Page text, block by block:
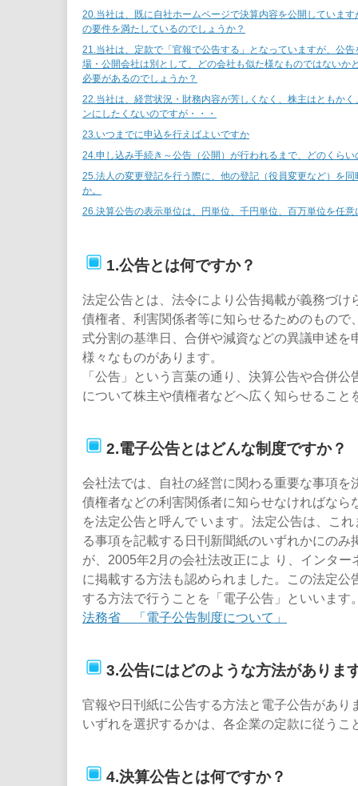
20.当社は、既に自社ホームページで決算内容を公開していま
の要件を満たしているのでしょうか？
21.当社は、定款で「官報で公告する」となっていますが、公
場・公開会社は別として、どの会社も似た様なものではないか
必要があるのでしょうか？
22.当社は、経営状況・財務内容が芳しくなく、株主はともか
ンにしたくないのですが・・・
23.いつまでに申込を行えばよいですか
24.申し込み手続き～公告（公開）が行われるまで、どのくら
25.法人の変更登記を行う際に、他の登記（役員変更など）を
か。
26.決算公告の表示単位は、円単位、千円単位、百万単位を任
1.公告とは何ですか？
法定公告とは、法令により公告掲載が義務づけ
債権者、利害関係者等に知らせるためのもので
式分割の基準日、合併や減資などの異議申述を
様々なものがあります。
「公告」という言葉の通り、決算公告や合併
について株主や債権者などへ広く知らせること
2.電子公告とはどんな制度ですか？
会社法では、自社の経営に関わる重要な事項を
債権者などの利害関係者に知らせなければなら
を法定公告と呼んで います。法定公告は、こ
る事項を記載する日刊新聞紙のいずれかにのみ
が、2005年2月の会社法改正によ り、インター
に掲載する方法も認められました。この法定公
する方法で行うことを「電子公告」といいます
法務省 「電子公告制度について」
3.公告にはどのような方法がありま
官報や日刊紙に公告する方法と電子公告があり
いずれを選択するかは、各企業の定款に従うこ
4.決算公告とは何ですか？